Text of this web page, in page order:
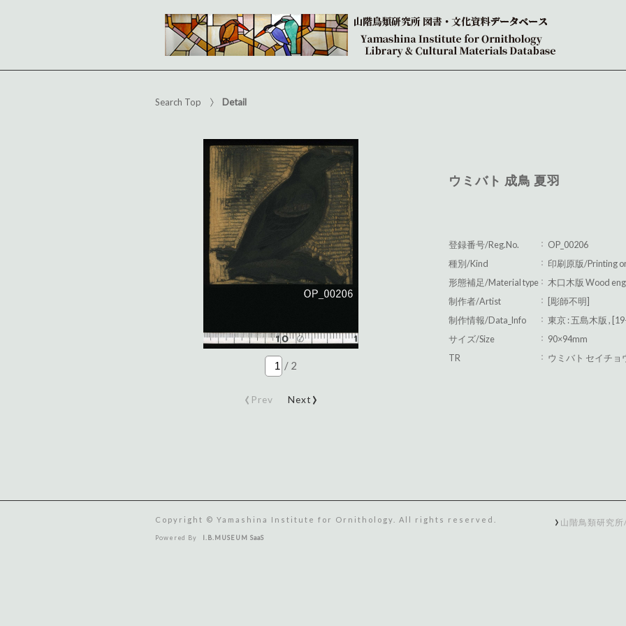
Search Top Detail
/ 2
‹ Prev Next ›
ウミバト 成鳥 夏羽
登録番号/Reg.No.
OP_00206
種別/Kind
印刷原版/Printing
形態補足/Material type
木口木版 Wood
制作者/Artist
[彫師不明]
制作情報/Data_Info
東京 : 五島木版 ,
サイズ/Size
90×94mm
TR
ウミバト セイチョ
山階鳥類研究
Copyright © Yamashina Institute for Ornithology. All rights reserved.
Powered By I.B.MUSEUM SaaS